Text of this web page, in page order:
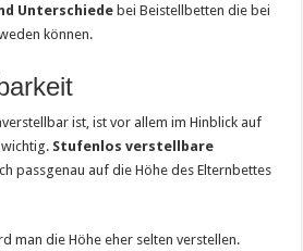
Unterschiede bei Beistellbetten die bei
können.
ist, ist vor allem im Hinblick auf
Stufenlos verstellbare
passgenau auf die Höhe des Elternbettes
man die Höhe eher selten verstellen.